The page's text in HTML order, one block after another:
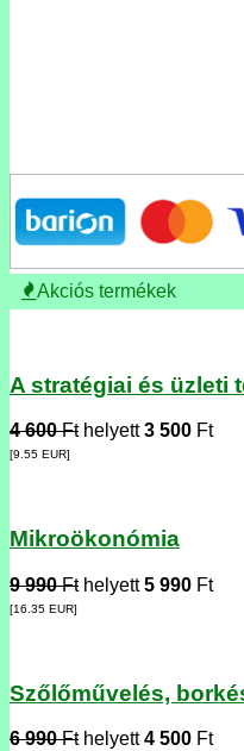
Akciós termékek
A stratégiai és üzleti
4 600 Fthelyett3 500 Ft
[9.55 EUR]
Mikroökonómia
9 990 Fthelyett5 990 Ft
[16.35 EUR]
Szőlőművelés,
6 990 Fthelyett4 500 Ft